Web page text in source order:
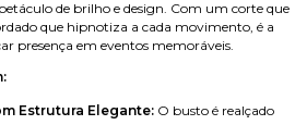
de brilho e design. Com um corte que
que hipnotiza a cada movimento, é a
presença em eventos memoráveis.
Estrutura Elegante: O busto é realçado